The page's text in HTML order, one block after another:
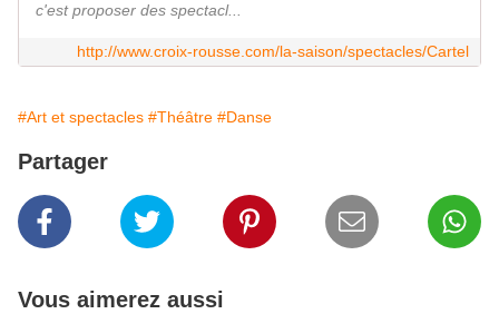
c'est proposer des spectacl...
http://www.croix-rousse.com/la-saison/spectacles/Cartel
#Art et spectacles #Théâtre #Danse
Partager
Vous aimerez aussi